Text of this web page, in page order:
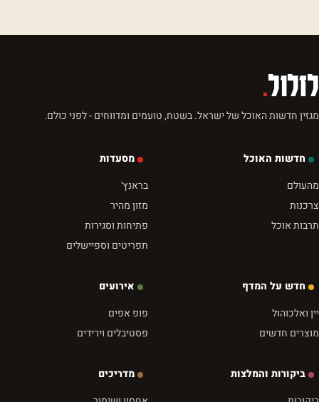
לזלול.
מגזין חדשות האוכל של ישראל. בשטח, טועמים ומדווחים - לפני כולם.
חדשות האוכל
מהעולם
צרכנות
תרבות אוכל
מסעדות
בראנץ'
מזון מהיר
פתיחות וסגירות
תפריטים וספיישלים
חדש על המדף
יין ואלכוהול
מוצרים חדשים
אירועים
פופ אפים
פסטיבלים וירידים
ביקורות והמלצות
מדריכים